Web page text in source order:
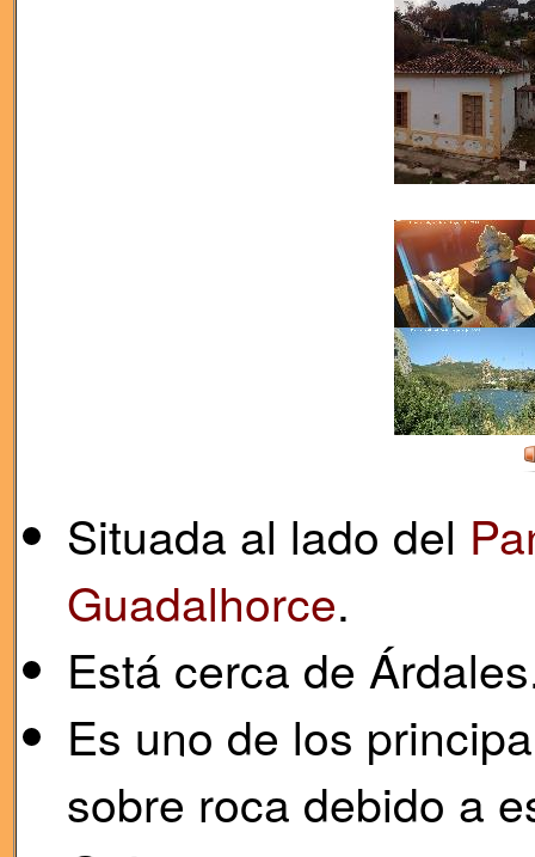
Situada al lado del
Guadalhorce.
Está cerca de
Es uno de los
sobre roca debido a